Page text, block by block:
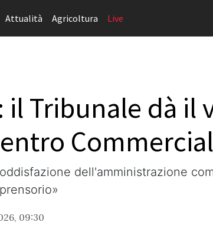
Attualità Agricoltura Live
Tribunale dà il
dell'amministrazione
09:30